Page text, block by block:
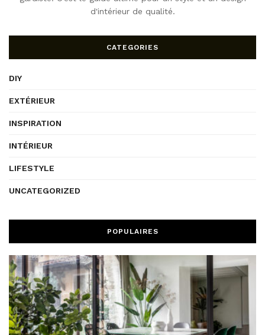
d'intérieur de qualité.
CATEGORIES
DIY
EXTÉRIEUR
INSPIRATION
INTÉRIEUR
LIFESTYLE
UNCATEGORIZED
POPULAIRES